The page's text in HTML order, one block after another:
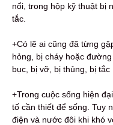
nổi, trong hộp kỹ thuật bị
tắc.
+Có lẽ ai cũng đã từng
hỏng, bị cháy hoặc
bục, bị vỡ, bị thủng, bị tắc
+Trong cuộc sống hiện
tố cần thiết để sống. Tuy
điện và nước đôi khi khó